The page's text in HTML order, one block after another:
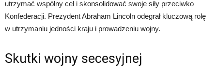
utrzymać wspólny cel i skonsolidować swoje siły przeciwko
Konfederacji. Prezydent Abraham Lincoln odegrał kluczową rolę
w utrzymaniu jedności kraju i prowadzeniu wojny.
Skutki wojny secesyjnej